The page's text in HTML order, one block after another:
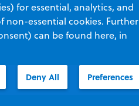
RCP automatizada
Tratamiento con RPI
for essential, analytics, and
non-essential cookies. Further
can be found here, in
Deny All Preferences